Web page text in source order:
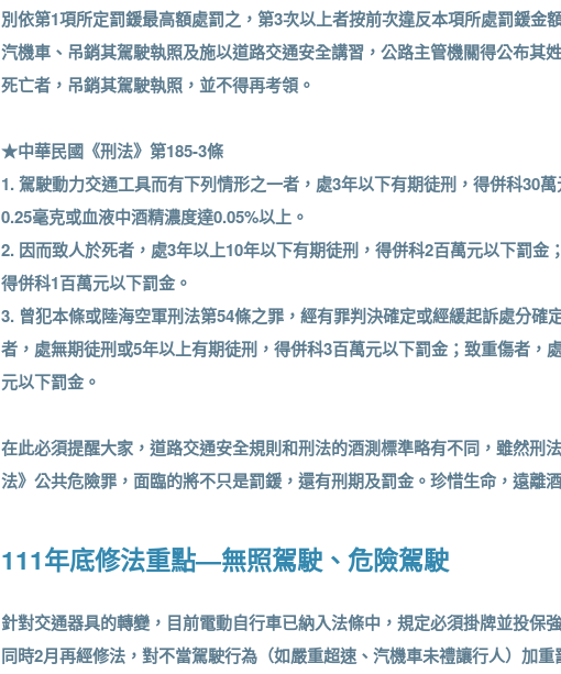
別依第1項所定罰鍰最高額處罰之，第3次以上者按前次違反本項所處罰鍰金
汽機車、吊銷其駕駛執照及施以道路交通安全講習，公路主管機關得公布其
死亡者，吊銷其駕駛執照，並不得再考領。
★中華民國《刑法》第185-3條
1. 駕駛動力交通工具而有下列情形之一者，處3年以下有期徒刑，得併科30
0.25毫克或血液中酒精濃度達0.05%以上。
2. 因而致人於死者，處3年以上10年以下有期徒刑，得併科2百萬元以下罰金
得併科1百萬元以下罰金。
3. 曾犯本條或陸海空軍刑法第54條之罪，經有罪判決確定或經緩起訴處分確
者，處無期徒刑或5年以上有期徒刑，得併科3百萬元以下罰金；致重傷者，
元以下罰金。
在此必須提醒大家，道路交通安全規則和刑法的酒測標準略有不同，雖然刑
法》公共危險罪，面臨的將不只是罰鍰，還有刑期及罰金。珍惜生命，遠離
111年底修法重點—無照駕駛、危險駕駛
針對交通器具的轉變，目前電動自行車已納入法條中，規定必須掛牌並投保
同時2月再經修法，對不當駕駛行為（如嚴重超速、汽機車未禮讓行人）加重